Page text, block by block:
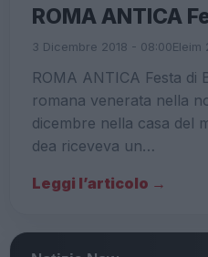
ROMA ANTICA
3 Dicembre 2018 - 08:00Eleim
ROMA ANTICA Festa di
romana venerata nella
dicembre nella casa del
dea riceveva un…
Leggi l’articolo →